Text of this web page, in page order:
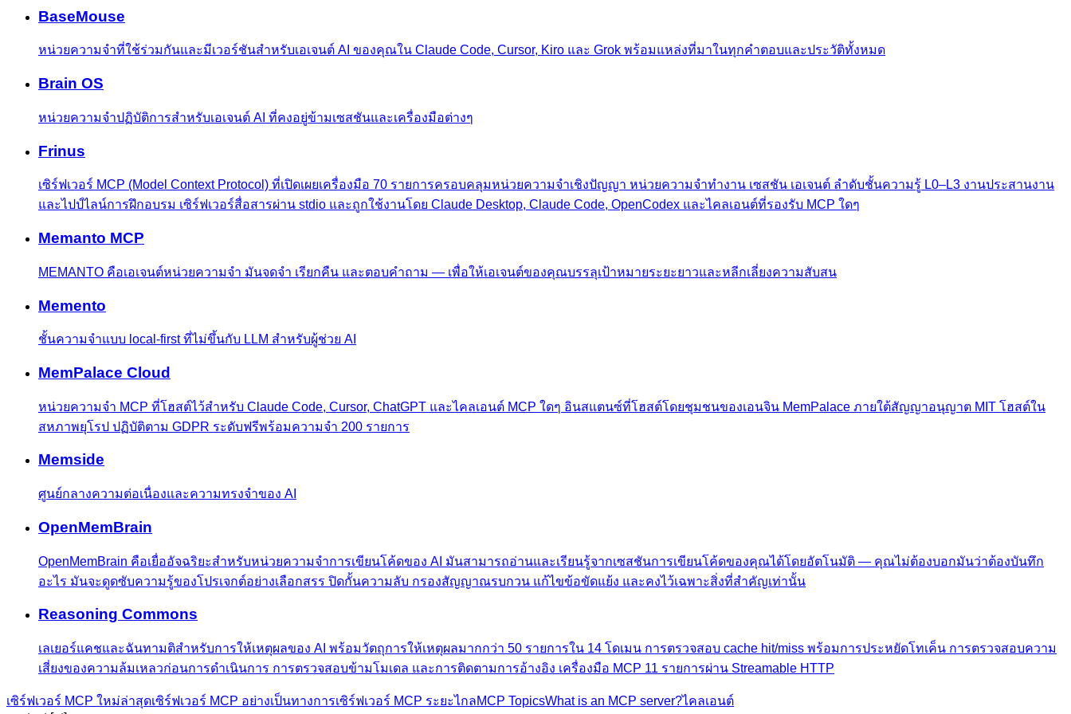
BaseMouse
หน่วยความจำที่ใช้ร่วมกันและมีเวอร์ชันสำหรับเอเจนต์ AI ของคุณใน Claude Code, Cursor, Kiro และ Grok พร้อมแหล่งที่มาในทุกคำตอบและประวัติทั้งหมด
Brain OS
หน่วยความจำปฏิบัติการสำหรับเอเจนต์ AI ที่คงอยู่ข้ามเซสชันและเครื่องมือต่างๆ
Frinus
เซิร์ฟเวอร์ MCP (Model Context Protocol) ที่เปิดเผยเครื่องมือ 70 รายการครอบคลุมหน่วยความจำเชิงปัญญา หน่วยความจำทำงาน เซสชัน เอเจนต์ ลำดับชั้นความรู้ L0–L3 งานประสานงาน
และไปป์ไลน์การฝึกอบรม เซิร์ฟเวอร์สื่อสารผ่าน stdio และถูกใช้งานโดย Claude Desktop, Claude Code, OpenCodex และไคลเอนต์ที่รองรับ MCP ใดๆ
Memanto MCP
MEMANTO คือเอเจนต์หน่วยความจำ มันจดจำ เรียกคืน และตอบคำถาม — เพื่อให้เอเจนต์ของคุณบรรลุเป้าหมายระยะยาวและหลีกเลี่ยงความสับสน
Memento
ชั้นความจำแบบ local-first ที่ไม่ขึ้นกับ LLM สำหรับผู้ช่วย AI
MemPalace Cloud
หน่วยความจำ MCP ที่โฮสต์ไว้สำหรับ Claude Code, Cursor, ChatGPT และไคลเอนต์ MCP ใดๆ อินสแตนซ์ที่โฮสต์โดยชุมชนของเอนจิน MemPalace ภายใต้สัญญาอนุญาต MIT โฮสต์ใน
สหภาพยุโรป ปฏิบัติตาม GDPR ระดับฟรีพร้อมความจำ 200 รายการ
Memside
ศูนย์กลางความต่อเนื่องและความทรงจำของ AI
OpenMemBrain
OpenMemBrain คือเยื่ออัจฉริยะสำหรับหน่วยความจำการเขียนโค้ดของ AI มันสามารถอ่านและเรียนรู้จากเซสชันการเขียนโค้ดของคุณได้โดยอัตโนมัติ — คุณไม่ต้องบอกมันว่าต้องบันทึก
อะไร มันจะดูดซับความรู้ของโปรเจกต์อย่างเลือกสรร ปิดกั้นความลับ กรองสัญญาณรบกวน แก้ไขข้อขัดแย้ง และคงไว้เฉพาะสิ่งที่สำคัญเท่านั้น
Reasoning Commons
เลเยอร์แคชและฉันทามติสำหรับการให้เหตุผลของ AI พร้อมวัตถุการให้เหตุผลมากกว่า 50 รายการใน 14 โดเมน การตรวจสอบ cache hit/miss พร้อมการประหยัดโทเค็น การตรวจสอบความ
เสี่ยงของความล้มเหลวก่อนการดำเนินการ การตรวจสอบข้ามโมเดล และการติดตามการอ้างอิง เครื่องมือ MCP 11 รายการผ่าน Streamable HTTP
เซิร์ฟเวอร์ MCP ใหม่ล่าสุดเซิร์ฟเวอร์ MCP อย่างเป็นทางการเซิร์ฟเวอร์ MCP ระยะไกลMCP TopicsWhat is an MCP server?ไคลเอนต์